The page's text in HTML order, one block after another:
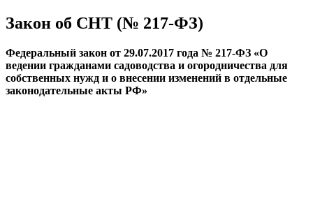
Закон об СНТ (№ 217-ФЗ)
Федеральный закон от 29.07.2017 года № 217-ФЗ «О
ведении гражданами садоводства и огородничества для
собственных нужд и о внесении изменений в отдельные
законодательные акты РФ»